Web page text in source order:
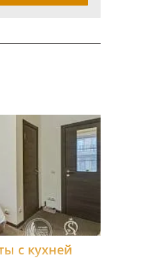
с кухней